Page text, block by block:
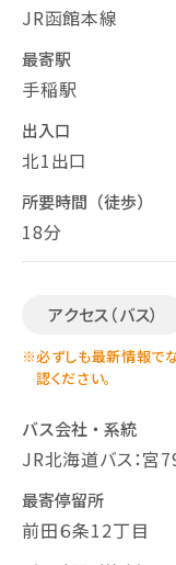
JR函館本線
最寄駅
手稲駅
出入口
北1出口
所要時間（徒歩）
18分
アクセス（バス）
※必ずしも最新情報で
認ください。
バス会社・系統
JR北海道バス：宮
最寄停留所
前田６条12丁目